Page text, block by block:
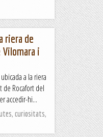
riera de
Vilomara i
a la riera
Rocafort del
accedir-hi...
curiositats,